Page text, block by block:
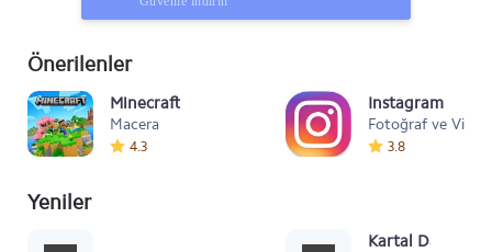
Önerilenler
Minecraft
Macera
4.3
Instagram
Fotoğraf ve Video
3.8
Yeniler
Kartal Dansı